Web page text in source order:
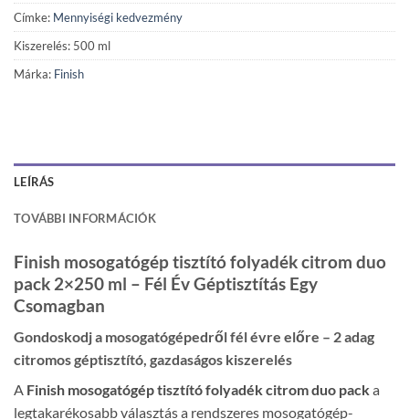
Címke: Mennyiségi kedvezmény
Kiszerelés: 500 ml
Márka: Finish
LEÍRÁS
TOVÁBBI INFORMÁCIÓK
Finish mosogatógép tisztító folyadék citrom duo
pack 2×250 ml – Fél Év Géptisztítás Egy
Csomagban
Gondoskodj a mosogatógépedről fél évre előre – 2 adag
citromos géptisztító, gazdaságos kiszerelés
A Finish mosogatógép tisztító folyadék citrom duo packa
legtakarékosabb választás a rendszeres mosogatógép-